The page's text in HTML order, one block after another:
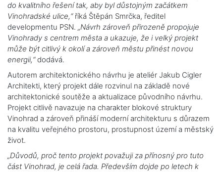
do kvalitního řešení tak, aby byl důstojným začátkem
Vinohradské ulice,“říká Štěpán Smrčka, ředitel
developmentu PSN. „Návrh zároveň přirozeně propojuje
Vinohrady s centrem města a ukazuje, že i velký projekt
může být citlivý k okolí a zároveň městu přinést novou
energii,“dodává.
Autorem architektonického návrhu je ateliér Jakub Cigler
Architekti, který projekt dále rozvinul na základě nové
architektonické soutěže a aktualizace původního návrhu.
Projekt citlivě navazuje na charakter blokové struktury
Vinohrad a zároveň přináší moderní architekturu s důrazem
na kvalitu veřejného prostoru, prostupnost území a městský
život.
„Důvodů, proč tento projekt považuji za přínosný pro tuto
část Vinohrad, je celá řada. Především dojde po letech k